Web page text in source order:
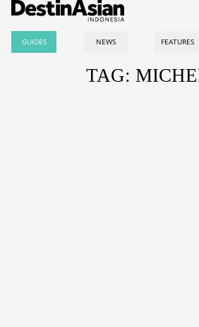
GUIDES NEWS FEATURES
TAG: